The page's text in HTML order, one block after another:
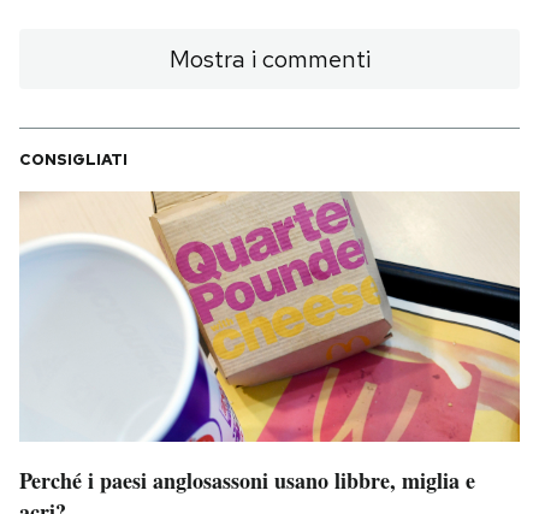
Mostra i commenti
CONSIGLIATI
Perché i paesi anglosassoni usano libbre, miglia e